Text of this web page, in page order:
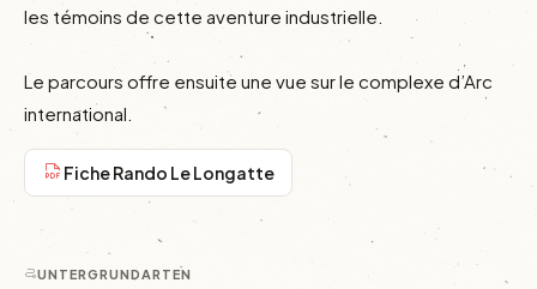
les témoins de cette aventure industrielle.
Le parcours offre ensuite une vue sur le complexe d’Arc
international.
Fiche Rando Le Longatte
UNTERGRUNDARTEN